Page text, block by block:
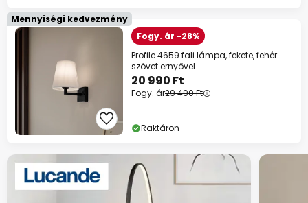
Mennyiségi kedvezmény
Fogy. ár -28%
Profile 4659 fali lámpa, fekete, fehér
szövet ernyővel
20 990 Ft
Fogy. ár29 490 Ft
Raktáron